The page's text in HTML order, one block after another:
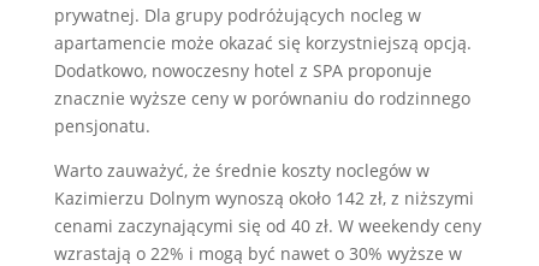
prywatnej. Dla grupy podróżujących nocleg w
apartamencie może okazać się korzystniejszą opcją.
Dodatkowo, nowoczesny hotel z SPA proponuje
znacznie wyższe ceny w porównaniu do rodzinnego
pensjonatu.
Warto zauważyć, że średnie koszty noclegów w
Kazimierzu Dolnym wynoszą około 142 zł, z niższymi
cenami zaczynającymi się od 40 zł. W weekendy ceny
wzrastają o 22% i mogą być nawet o 30% wyższe w